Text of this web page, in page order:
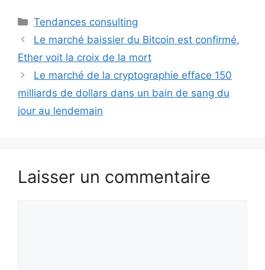
Catégories
Tendances consulting
Le marché baissier du Bitcoin est confirmé,
Ether voit la croix de la mort
Le marché de la cryptographie efface 150
milliards de dollars dans un bain de sang du
jour au lendemain
Laisser un commentaire